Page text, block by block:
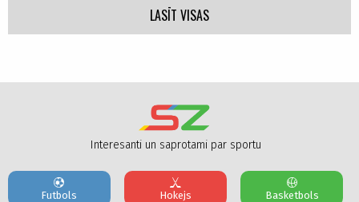
LASĪT VISAS
Interesanti un saprotami par sportu
Futbols Hokejs Basketbols